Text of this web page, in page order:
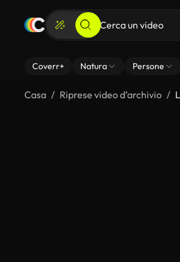
Coverr+ Natura Persone
Casa Riprese video d’archivio